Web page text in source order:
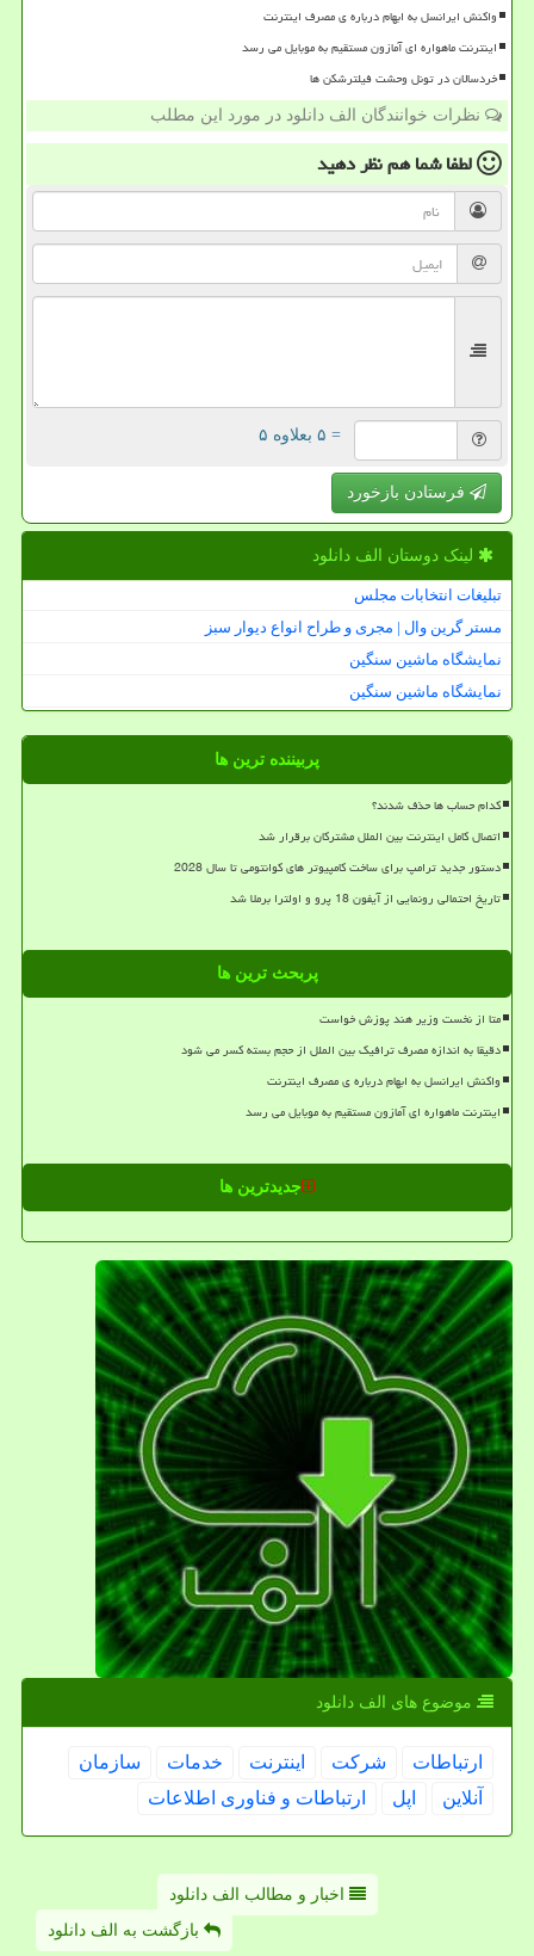
واکنش ایرانسل به ابهام درباره ی مصرف اینترنت
اینترنت ماهواره ای آمازون مستقیم به موبایل می رسد
خردسالان در تونل وحشت فیلترشکن ها
نظرات خوانندگان الف دانلود در مورد این مطلب
لطفا شما همنظر دهید
= ۵ بعلاوه ۵
فرستادن بازخورد
لینک دوستان الف دانلود
تبلیغات انتخابات مجلس
مستر گرین وال | مجری و طراح انواع دیوار سبز
نمایشگاه ماشین سنگین
نمایشگاه ماشین سنگین
پربیننده ترین ها
کدام حساب ها حذف شدند؟
اتصال کامل اینترنت بین الملل مشترکان برقرار شد
دستور جدید ترامپ برای ساخت کامپیوتر های کوانتومی تا سال 2028
تاریخ احتمالی رونمایی از آیفون 18 پرو و اولترا برملا شد
پربحث ترین ها
متا از نخست وزیر هند پوزش خواست
دقیقا به اندازه مصرف ترافیک بین الملل از حجم بسته کسر می شود
واکنش ایرانسل به ابهام درباره ی مصرف اینترنت
اینترنت ماهواره ای آمازون مستقیم به موبایل می رسد
جدیدترین ها
موضوع های الف دانلود
ارتباطات شركت اینترنت خدمات
سازمان
آنلاین
اپل ارتباطات و فناوری اطلاعات
اخبار و مطالب الف دانلود
بازگشت به الف دانلود